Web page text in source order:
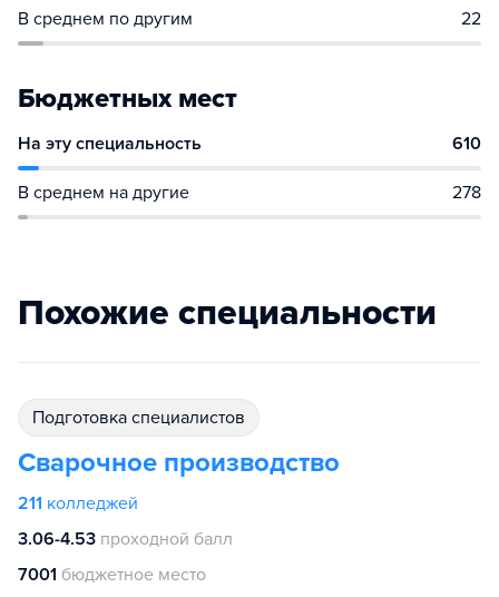
В среднем по другим 22
Бюджетных мест
На эту специальность 610
В среднем на другие 278
Похожие специальности
подготовка специалистов
Сварочное производство
211 колледжей
3.06-4.53 проходной балл
7001 бюджетное место